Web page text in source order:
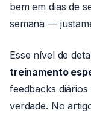
bem em dias de
semana —
Esse nível de
treinamento
feedbacks
verdade. No